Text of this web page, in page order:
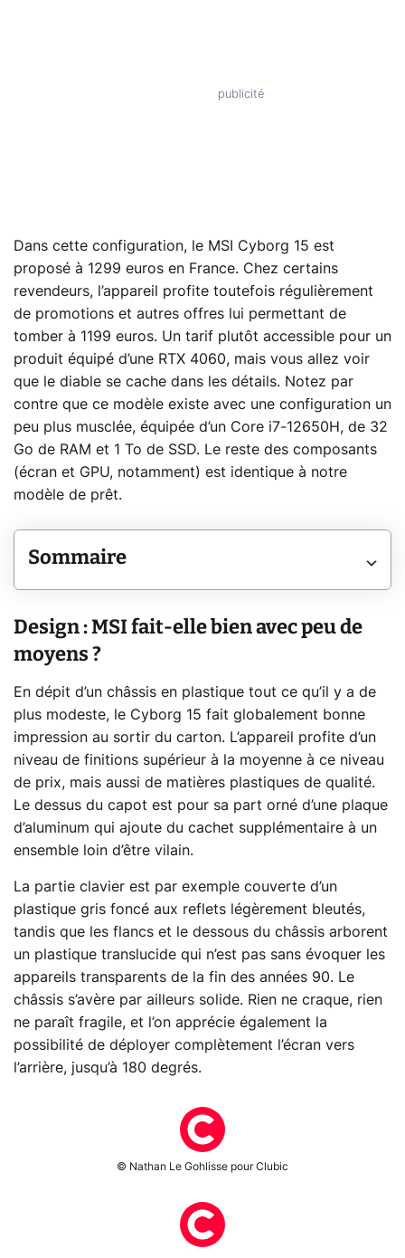
Dans cette configuration, le MSI Cyborg 15 est
proposé à 1299 euros en France. Chez certains
revendeurs, l’appareil profite toutefois régulièrement
de promotions et autres offres lui permettant de
tomber à 1199 euros. Un tarif plutôt accessible pour un
produit équipé d’une RTX 4060, mais vous allez voir
que le diable se cache dans les détails. Notez par
contre que ce modèle existe avec une configuration un
peu plus musclée, équipée d’un Core i7-12650H, de 32
Go de RAM et 1 To de SSD. Le reste des composants
(écran et GPU, notamment) est identique à notre
modèle de prêt.
Sommaire
Design : MSI fait-elle bien avec peu de
moyens ?
En dépit d’un châssis en plastique tout ce qu’il y a de
plus modeste, le Cyborg 15 fait globalement bonne
impression au sortir du carton. L’appareil profite d’un
niveau de finitions supérieur à la moyenne à ce niveau
de prix, mais aussi de matières plastiques de qualité.
Le dessus du capot est pour sa part orné d’une plaque
d’aluminum qui ajoute du cachet supplémentaire à un
ensemble loin d’être vilain.
La partie clavier est par exemple couverte d’un
plastique gris foncé aux reflets légèrement bleutés,
tandis que les flancs et le dessous du châssis arborent
un plastique translucide qui n’est pas sans évoquer les
appareils transparents de la fin des années 90. Le
châssis s’avère par ailleurs solide. Rien ne craque, rien
ne paraît fragile, et l’on apprécie également la
possibilité de déployer complètement l’écran vers
l’arrière, jusqu’à 180 degrés.
© Nathan Le Gohlisse pour Clubic